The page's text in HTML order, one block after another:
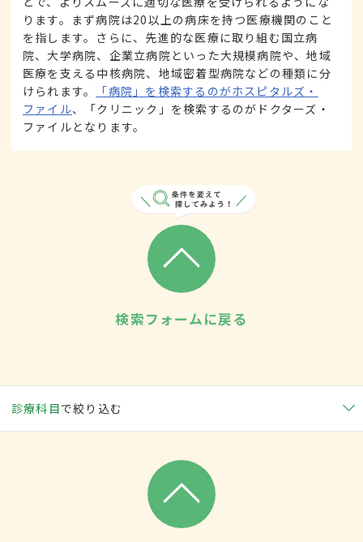
ります。まず病院は20以上の病床を持つ医療機関のこと
を指します。さらに、先進的な医療に取り組む国立病
院、大学病院、企業立病院といった大規模病院や、地域
医療を支える中核病院、地域密着型病院などの種類に分
けられます。
「病院」を検索するのがホスピタルズ・
ファイル、「クリニック」を検索するのがドクターズ・
ファイルとなります。
検索フォームに戻る
診療科目で絞り込む